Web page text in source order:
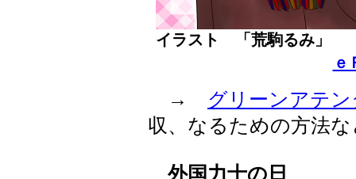
イラスト 「荒駒るみ
→ グリーンアテ
収、なるための方法
外国力士の日